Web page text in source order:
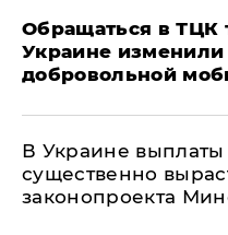
Обращаться в ТЦК
Украине
добровольной
В Украине выплаты
существенно
законопроекта